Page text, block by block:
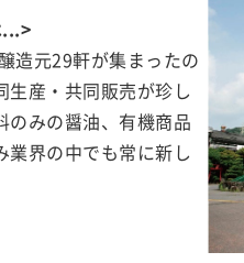
造元29軒が集まったの
生産・共同販売が珍し
のみの醤油、有機商品
業界の中でも常に新し